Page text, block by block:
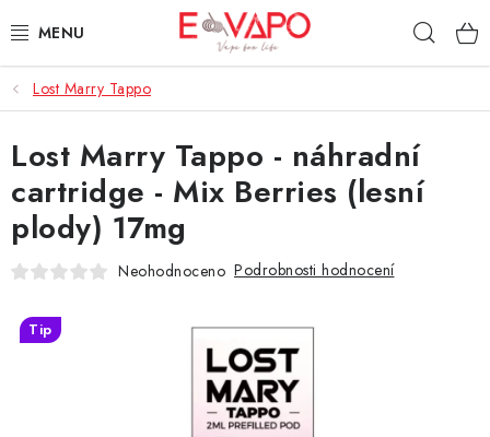
na
3D TISK
TIPY ZA DOBROU CENU
AROMATA A PŘÍCHUTĚ
BÁZE
E-LIQUIDY
Lost Marry Tappo
Lost Marry Tappo - náhradní
cartridge - Mix Berries (lesní
plody) 17mg
Neohodnoceno Podrobnosti hodnocení
Tip